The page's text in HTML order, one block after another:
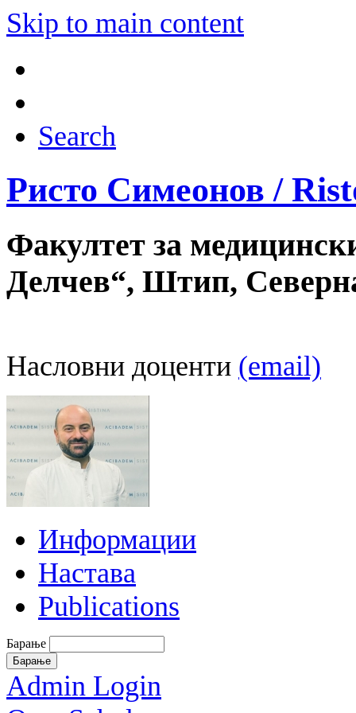
Skip to main content
Search
Ристо Симеонов /
Факултет за
Делчев“, Штип,
Насловни доценти (email)
Информации
Настава
Publications
Барање
Admin Login